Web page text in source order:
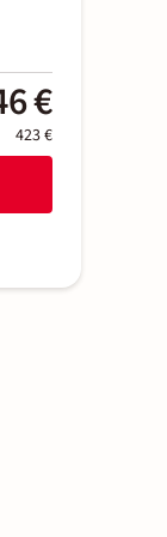
€
423 €